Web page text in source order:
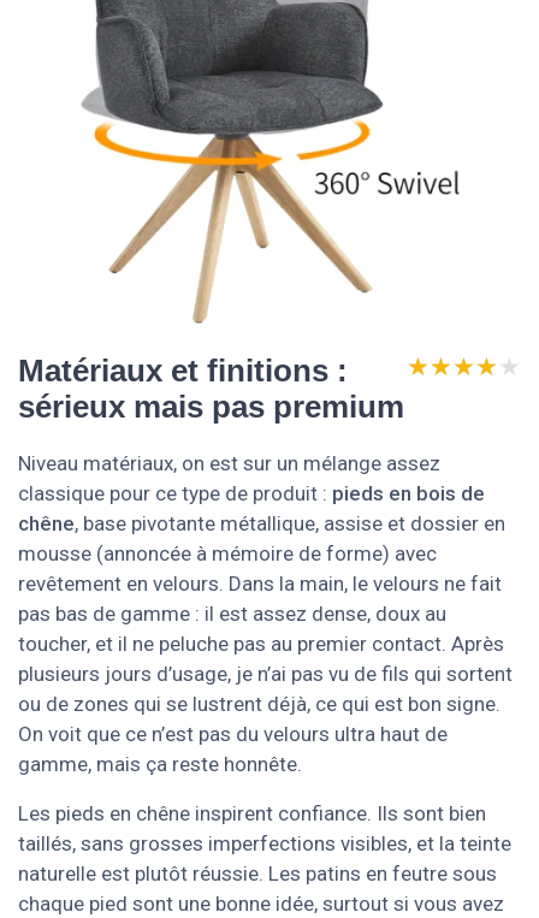
Matériaux et finitions :
sérieux mais pas premium
★★★★★
★★★★★
Niveau matériaux, on est sur un mélange assez
classique pour ce type de produit : pieds en bois de
chêne, base pivotante métallique, assise et dossier en
mousse (annoncée à mémoire de forme) avec
revêtement en velours. Dans la main, le velours ne fait
pas bas de gamme : il est assez dense, doux au
toucher, et il ne peluche pas au premier contact. Après
plusieurs jours d’usage, je n’ai pas vu de fils qui sortent
ou de zones qui se lustrent déjà, ce qui est bon signe.
On voit que ce n’est pas du velours ultra haut de
gamme, mais ça reste honnête.
Les pieds en chêne inspirent confiance. Ils sont bien
taillés, sans grosses imperfections visibles, et la teinte
naturelle est plutôt réussie. Les patins en feutre sous
chaque pied sont une bonne idée, surtout si vous avez